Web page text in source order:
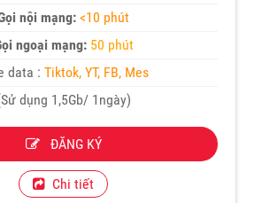
nội mạng: <10 phút
ngoại mạng: 50 phút
data : Tiktok, YT, FB, Mes
dụng 1,5Gb/ 1ngày)
ĐĂNG KÝ
Chi tiết